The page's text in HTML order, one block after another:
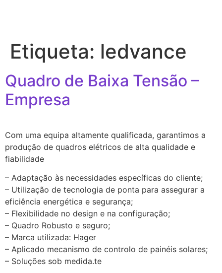
Etiqueta: ledvance
Quadro de Baixa Tensão –
Empresa
Com uma equipa altamente qualificada, garantimos a
produção de quadros elétricos de alta qualidade e
fiabilidade
– Adaptação às necessidades específicas do cliente;
– Utilização de tecnologia de ponta para assegurar a
eficiência energética e segurança;
– Flexibilidade no design e na configuração;
– Quadro Robusto e seguro;
– Marca utilizada: Hager
– Aplicado mecanismo de controlo de painéis solares;
– Soluções sob medida.te